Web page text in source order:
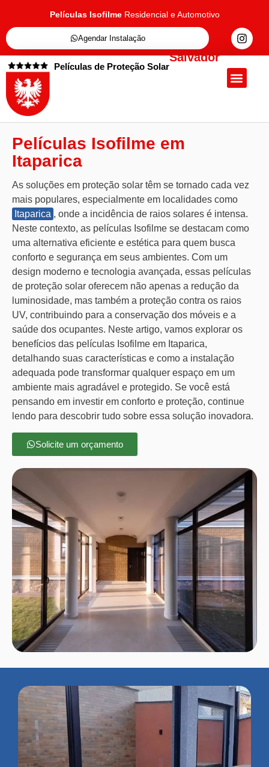
Películas Isofilme Residencial e Automotivo
Agendar Instalação
Películas de Proteção Solar
Salvador
Películas Isofilme em
Itaparica
As soluções em proteção solar têm se tornado cada vez
mais populares, especialmente em localidades como
Itaparica , onde a incidência de raios solares é intensa.
Neste contexto, as películas Isofilme se destacam como
uma alternativa eficiente e estética para quem busca
conforto e segurança em seus ambientes. Com um
design moderno e tecnologia avançada, essas películas
de proteção solar oferecem não apenas a redução da
luminosidade, mas também a proteção contra os raios
UV, contribuindo para a conservação dos móveis e a
saúde dos ocupantes. Neste artigo, vamos explorar os
benefícios das películas Isofilme em Itaparica,
detalhando suas características e como a instalação
adequada pode transformar qualquer espaço em um
ambiente mais agradável e protegido. Se você está
pensando em investir em conforto e proteção, continue
lendo para descobrir tudo sobre essa solução inovadora.
Solicite um orçamento